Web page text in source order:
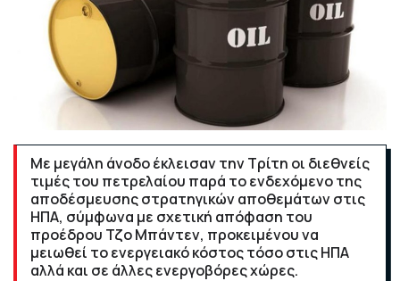
Με μεγάλη άνοδο έκλεισαν την Τρίτη οι διεθνείς
τιμές του πετρελαίου παρά το ενδεχόμενο της
αποδέσμευσης στρατηγικών αποθεμάτων στις
ΗΠΑ, σύμφωνα με σχετική απόφαση του
προέδρου Τζο Μπάντεν, προκειμένου να
μειωθεί το ενεργειακό κόστος τόσο στις ΗΠΑ
αλλά και σε άλλες ενεργοβόρες χώρες.